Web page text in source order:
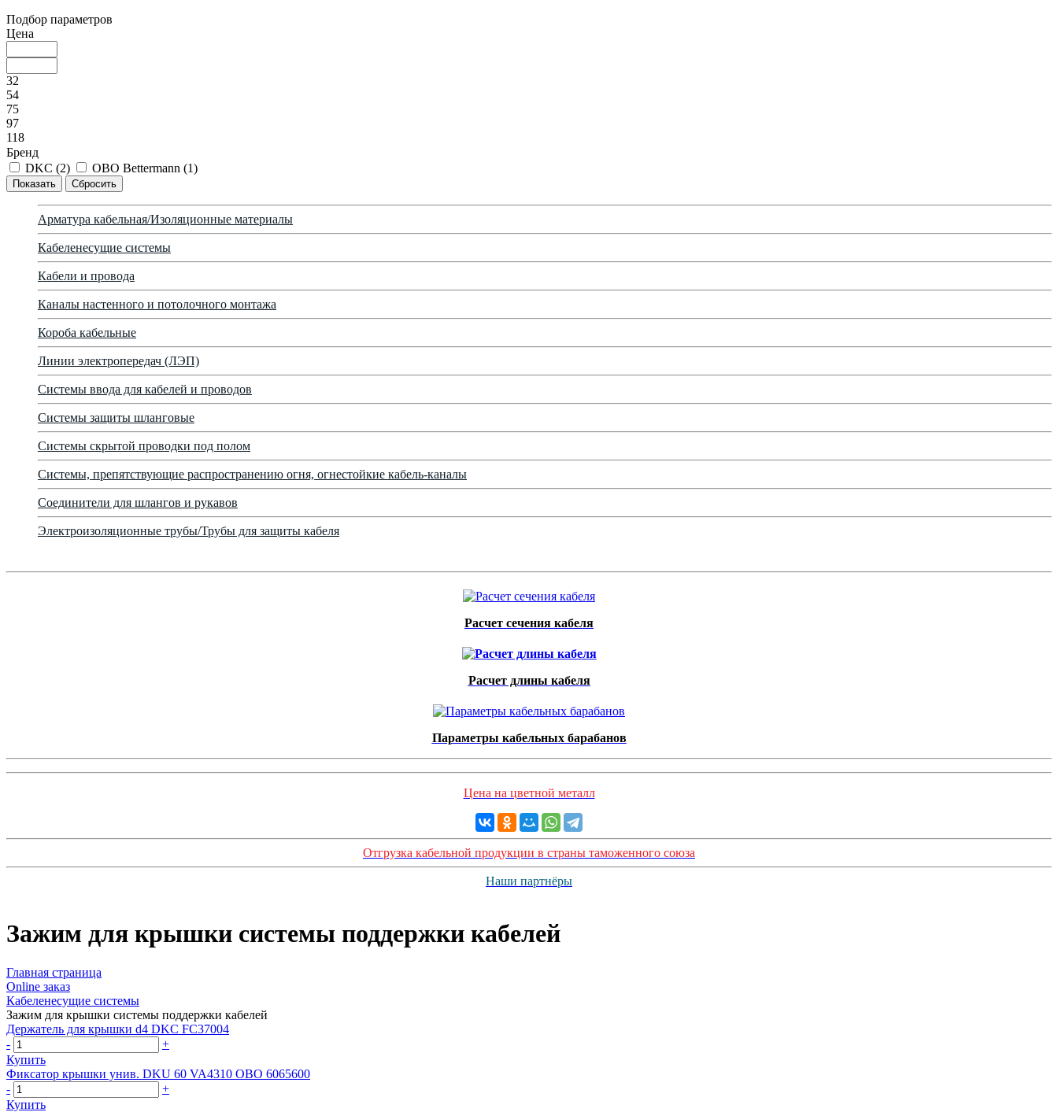
Подбор параметров
Цена
32
54
75
97
118
Бренд
DKC (2) OBO Bettermann (1)
Арматура кабельная/Изоляционные материалы
Кабеленесущие системы
Кабели и провода
Каналы настенного и потолочного монтажа
Короба кабельные
Линии электропередач (ЛЭП)
Системы ввода для кабелей и проводов
Системы защиты шланговые
Системы скрытой проводки под полом
Системы, препятствующие распространению огня, огнестойкие кабель-каналы
Соединители для шлангов и рукавов
Электроизоляционные трубы/Трубы для защиты кабеля
Расчет сечения кабеля
Расчет длины кабеля
Параметры кабельных барабанов
Цена на цветной металл
Отгрузка кабельной продукции в страны таможенного союза
Наши партнёры
Зажим для крышки системы поддержки кабелей
Главная страница
Оnline заказ
Кабеленесущие системы
Зажим для крышки системы поддержки кабелей
Держатель для крышки d4 DKC FC37004
-
+
Купить
Фиксатор крышки унив. DKU 60 VA4310 OBO 6065600
-
+
Купить